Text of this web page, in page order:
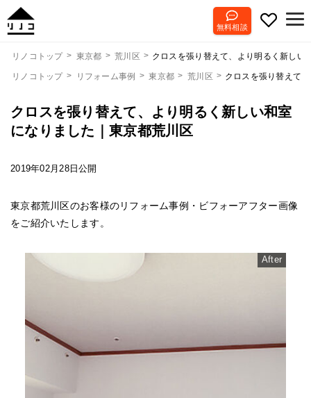
無料相談
リノコトップ 東京都 荒川区 クロスを張り替えて、より明るく新しい
リノコトップ リフォーム事例 東京都 荒川区 クロスを張り替えて
クロスを張り替えて、より明るく新しい和室
になりました｜東京都荒川区
2019年02月28日公開
東京都荒川区のお客様のリフォーム事例・ビフォーアフター画像
をご紹介いたします。
After